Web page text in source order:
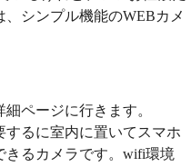
シンプル機能のWEBカメ
ページに行きます。
するに室内に置いてスマホ
きるカメラです。wifi環境